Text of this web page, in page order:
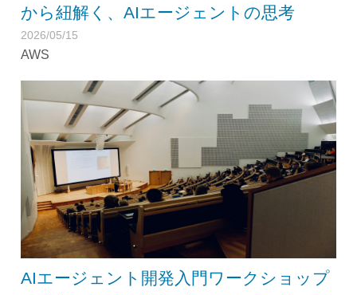
から紐解く、AIエージェントの思考
2026/05/15
AWS
AIエージェント開発入門ワークショップ